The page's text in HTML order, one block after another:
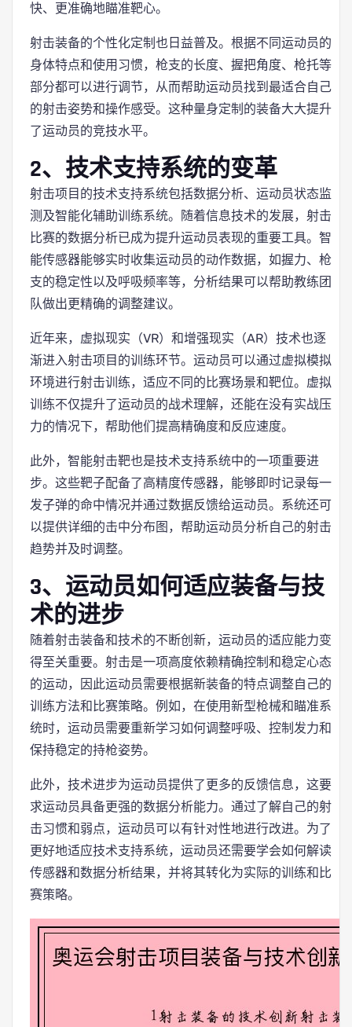
快、更准确地瞄准靶心。
射击装备的个性化定制也日益普及。根据不同运动员的
身体特点和使用习惯，枪支的长度、握把角度、枪托等
部分都可以进行调节，从而帮助运动员找到最适合自己
的射击姿势和操作感受。这种量身定制的装备大大提升
了运动员的竞技水平。
2、技术支持系统的变革
射击项目的技术支持系统包括数据分析、运动员状态监
测及智能化辅助训练系统。随着信息技术的发展，射击
比赛的数据分析已成为提升运动员表现的重要工具。智
能传感器能够实时收集运动员的动作数据，如握力、枪
支的稳定性以及呼吸频率等，分析结果可以帮助教练团
队做出更精确的调整建议。
近年来，虚拟现实（VR）和增强现实（AR）技术也逐
渐进入射击项目的训练环节。运动员可以通过虚拟模拟
环境进行射击训练，适应不同的比赛场景和靶位。虚拟
训练不仅提升了运动员的战术理解，还能在没有实战压
力的情况下，帮助他们提高精确度和反应速度。
此外，智能射击靶也是技术支持系统中的一项重要进
步。这些靶子配备了高精度传感器，能够即时记录每一
发子弹的命中情况并通过数据反馈给运动员。系统还可
以提供详细的击中分布图，帮助运动员分析自己的射击
趋势并及时调整。
3、运动员如何适应装备与技
术的进步
随着射击装备和技术的不断创新，运动员的适应能力变
得至关重要。射击是一项高度依赖精确控制和稳定心态
的运动，因此运动员需要根据新装备的特点调整自己的
训练方法和比赛策略。例如，在使用新型枪械和瞄准系
统时，运动员需要重新学习如何调整呼吸、控制发力和
保持稳定的持枪姿势。
此外，技术进步为运动员提供了更多的反馈信息，这要
求运动员具备更强的数据分析能力。通过了解自己的射
击习惯和弱点，运动员可以有针对性地进行改进。为了
更好地适应技术支持系统，运动员还需要学会如何解读
传感器和数据分析结果，并将其转化为实际的训练和比
赛策略。